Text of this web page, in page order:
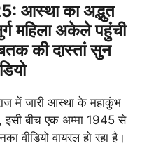
आस्था का अद्भुत
महिला अकेले पहुंची
की दास्तां सुन
में जारी आस्था के महाकुंभ
इसी बीच एक अम्मा 1945 से
वीडियो वायरल हो रहा है।